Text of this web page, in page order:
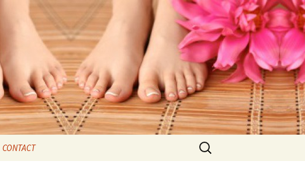
CONTACT
Rechercher :